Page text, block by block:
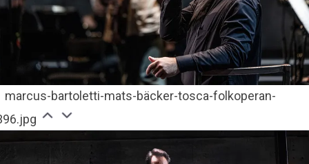
marcus-bartoletti-mats-bäcker-tosca-folkoperan-